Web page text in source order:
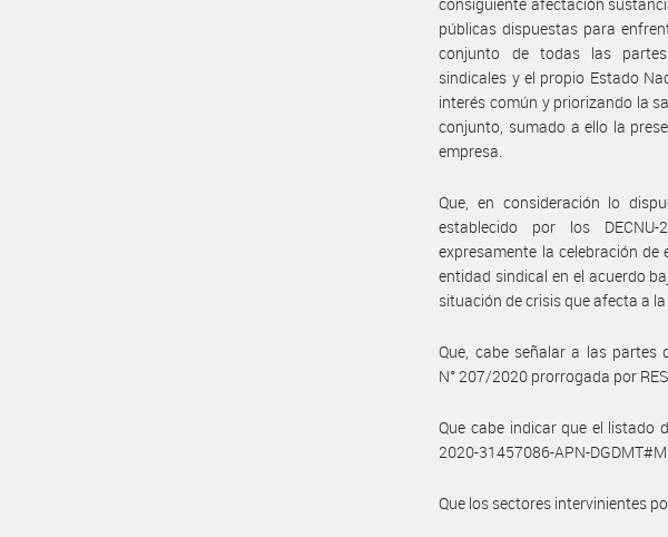
públicas dispuestas para
conjunto de todas las partes
sindicales y el propio Estado
interés común y priorizando la
conjunto, sumado a ello la
empresa.
Que, en consideración lo
establecido por los
expresamente la celebración
entidad sindical en el acuerdo
situación de crisis que afecta a
Que, cabe señalar a las partes
N° 207/2020 prorrogada por
Que cabe indicar que el listado
2020-31457086-APN-
Que los sectores intervinientes